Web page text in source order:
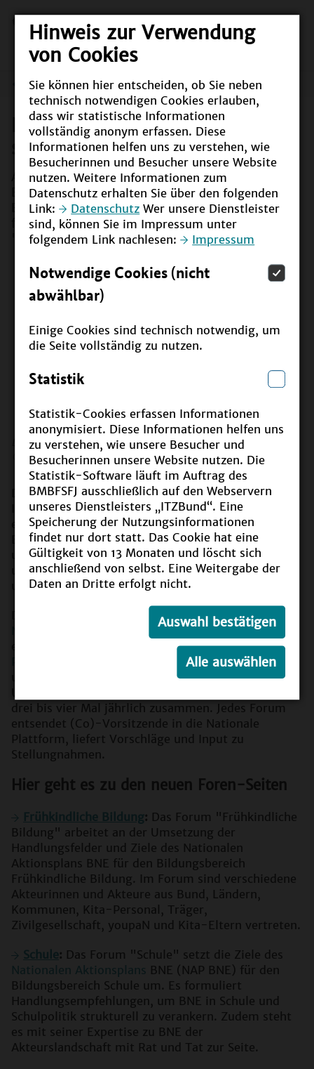
Hinweis zur Verwendung
von Cookies
Sie können hier entscheiden, ob Sie neben
technisch notwendigen Cookies erlauben,
dass wir statistische Informationen
vollständig anonym erfassen. Diese
Informationen helfen uns zu verstehen, wie
Besucherinnen und Besucher unsere Website
nutzen. Weitere Informationen zum
Datenschutz erhalten Sie über den folgenden
Link:
Datenschutz Wer unsere Dienstleister
sind, können Sie im Impressum unter
folgendem Link nachlesen:
Impressum
Notwendige Cookies (nicht
abwählbar)
Einige Cookies sind technisch notwendig, um
die Seite vollständig zu nutzen.
Statistik
Statistik-Cookies erfassen Informationen
anonymisiert. Diese Informationen helfen uns
zu verstehen, wie unsere Besucher und
Besucherinnen unsere Website nutzen. Die
Statistik-Software läuft im Auftrag des
BMBFSFJ ausschließlich auf den Webservern
unseres Dienstleisters „ITZBund“. Eine
Speicherung der Nutzungsinformationen
findet nur dort statt. Das Cookie hat eine
Gültigkeit von 13 Monaten und löscht sich
anschließend von selbst. Eine Weitergabe der
Daten an Dritte erfolgt nicht.
Auswahl bestätigen
Alle auswählen
Meldungen
NEU! Unsere BNE-Gremien
stellen sich vor
Ab sofort sind die neuen Unterseiten der sieben
BNE-Foren "Berufliche Bildung", "Frühkindliche
Bildung", "Hochschule", "Kommunen", "Non-
formale/ informelle Bildung (NIL)", "Schule" und
"youpaN – Das Jugendforum" online
Die Gremien
BMBF
Die neuen Foren-Seiten geben ausführliche
Informationen über die Tätigkeitsfelder der
einzelnen Foren sowie einen Überblick über aktuelle
Entwicklungen. Neben den Ansprechpartnerinnen
und Ansprechpartnern bieten die Seiten zudem eine
umfangreiche Linkauswahl zu relevanten Themen
und Veranstaltungen.
Die sieben Foren arbeiten auf fachlicher Ebene der
(NP) zu und stehen zudem in
enger Abstimmung mit den so genannten
, die Akteurinnen und Akteure
untereinander vernetzen und Impulsgeber für die
drei bis vier Mal jährlich zusammen. Jedes Forum
entsendet (Co)-Vorsitzende in die Nationale
Plattform, liefert Vorschläge und Input zu
Stellungnahmen.
Hier geht es zu den neuen Foren-Seiten
Frühkindliche Bildung: Das Forum "Frühkindliche
Bildung" arbeitet an der Umsetzung der
Handlungsfelder und Ziele des Nationalen
Aktionsplans BNE für den Bildungsbereich
Frühkindliche Bildung. Im Forum sind verschiedene
Akteurinnen und Akteure aus Bund, Ländern,
Kommunen, Kita-Personal, Träger,
Zivilgesellschaft, youpaN und Kita-Eltern vertreten.
Schule: Das Forum "Schule" setzt die Ziele des
Nationalen Aktionsplans BNE (NAP BNE) für den
Bildungsbereich Schule um. Es formuliert
Handlungsempfehlungen, um BNE in Schule und
Schulpolitik strukturell zu verankern. Zudem steht
es mit seiner Expertise zu BNE der
Akteurslandschaft mit Rat und Tat zur Seite.